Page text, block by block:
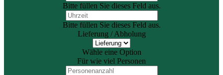
Bitte füllen Sie dieses Feld aus.
Bitte füllen Sie dieses Feld aus.
Lieferung / Abholung
Wähle eine Option
Für wie viel Personen